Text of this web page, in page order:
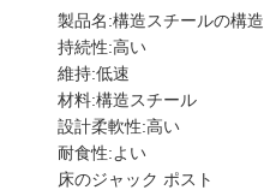
製品名:構造スチールの構造
持続性:高い
維持:低速
材料:構造スチール
設計柔軟性:高い
耐食性:よい
床のジャック ポスト